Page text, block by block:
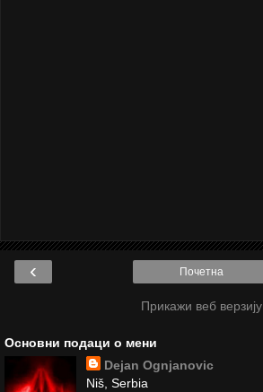
‹ Почетна
Прикажи веб верзију
Основни подаци о мени
Dejan Ognjanovic
Niš, Serbia